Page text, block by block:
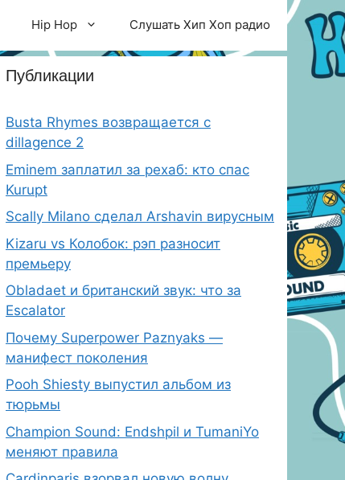
Hip Hop Слушать Хип Хоп радио
Публикации
Busta Rhymes возвращается с
dillagence 2
Eminem заплатил за рехаб: кто спас
Kurupt
Scally Milano сделал Arshavin вирусным
Kizaru vs Колобок: рэп разносит
премьеру
Obladaet и британский звук: что за
Escalator
Почему Superpower Paznyaks —
манифест поколения
Pooh Shiesty выпустил альбом из
тюрьмы
Champion Sound: Endshpil и TumaniYo
меняют правила